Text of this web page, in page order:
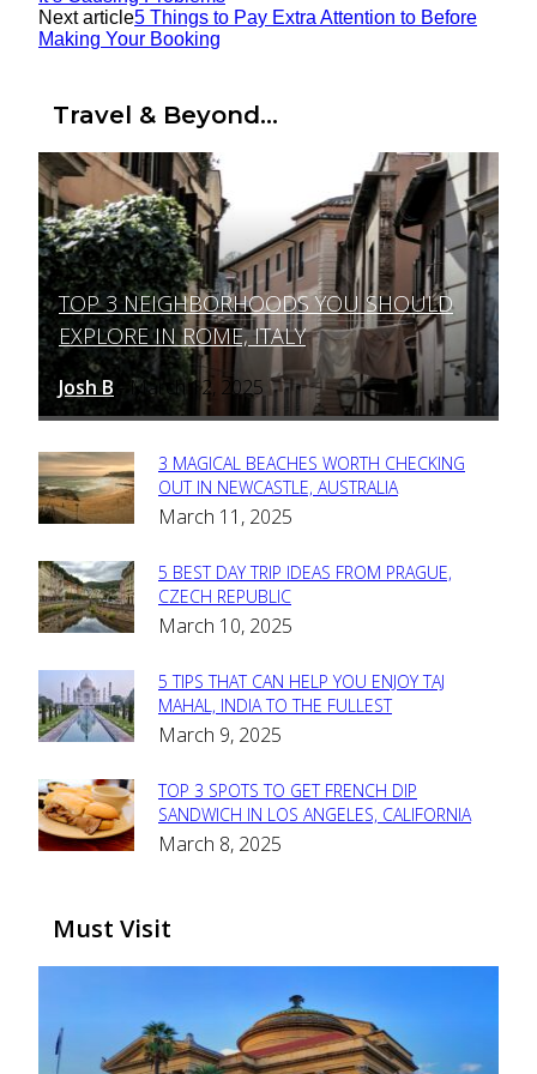
Next article5 Things to Pay Extra Attention to Before
Making Your Booking
Travel & Beyond...
Section
Heading
TOP 3 NEIGHBORHOODS YOU SHOULD
EXPLORE IN ROME, ITALY
Josh B - March 12, 2025
Section
Heading
3 MAGICAL BEACHES WORTH CHECKING
OUT IN NEWCASTLE, AUSTRALIA
March 11, 2025
Section
Heading
5 BEST DAY TRIP IDEAS FROM PRAGUE,
CZECH REPUBLIC
March 10, 2025
Section
Heading
5 TIPS THAT CAN HELP YOU ENJOY TAJ
MAHAL, INDIA TO THE FULLEST
March 9, 2025
Section
Heading
TOP 3 SPOTS TO GET FRENCH DIP
SANDWICH IN LOS ANGELES, CALIFORNIA
March 8, 2025
Must Visit